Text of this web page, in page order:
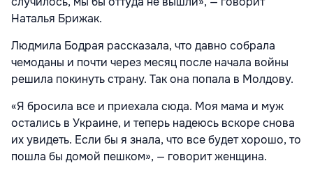
Наталья Брижак.
Людмила Бодрая рассказала, что давно собрала
чемоданы и почти через месяц после начала войны
решила покинуть страну. Так она попала в Молдову.
«Я бросила все и приехала сюда. Моя мама и муж
остались в Украине, и теперь надеюсь вскоре снова
их увидеть. Если бы я знала, что все будет хорошо, то
пошла бы домой пешком», — говорит женщина.